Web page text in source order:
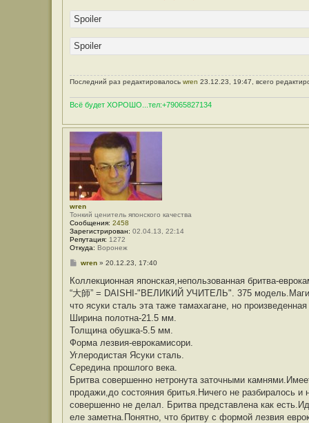
Spoiler
Spoiler
Последний раз редактировалось wren 23.12.23, 19:47, всего
Всё будет ХОРОШО...тел:+79065827134
wren
Тонкий ценитель японского качества
Сообщения: 2458
Зарегистрирован: 02.04.13, 22:14
Репутация: 1272
Откуда: Воронеж
С
о
щ
е
и
е
wren» 20.12.23, 17:40
Коллекционная японская,непользованная бритва-
“大師” = DAISHI-"ВЕЛИКИЙ УЧИТЕЛЬ". 375
что ясуки сталь эта таже тамахагане, но
Ширина полотна-21.5 мм.
Толщина обушка-5.5 мм.
Форма лезвия-еврокамисори.
Углеродистая Ясуки сталь.
Середина прошлого века.
Бритва совершенно нетронута заточными
продажи,до состояния бритья.Ничего не разбиралось
совершенно не делал. Бритва представлена как
еле заметна.Понятно, что бритву с формой лезвия